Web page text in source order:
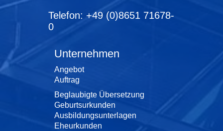
Telefon: +49 (0)8651 71678-
0
Unternehmen
Angebot
Auftrag
Beglaubigte Übersetzung
Geburtsurkunden
Ausbildungsunterlagen
Eheurkunden